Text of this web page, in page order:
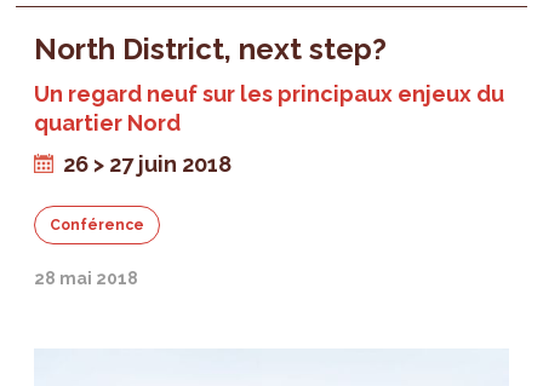
North District, next step?
Un regard neuf sur les principaux enjeux du
quartier Nord
26 > 27 juin 2018
Conférence
28 mai 2018